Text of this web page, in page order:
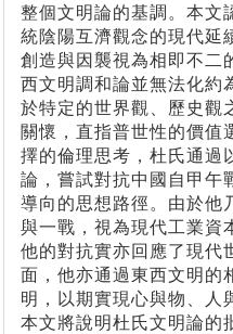
整個文明論的基調。本文
統陰陽互濟觀念的現代延
創造與因襲視為相即不二
西文明調和論並無法化約
於特定的世界觀、歷史觀
關懷，直指普世性的價值
擇的倫理思考，杜氏通過
論，嘗試對抗中國自甲午
導向的思想路徑。由於他
與一戰，視為現代工業資
他的對抗實亦回應了現代
面，他亦通過東西文明的
明，以期實現心與物、人
本文將說明杜氏文明論的